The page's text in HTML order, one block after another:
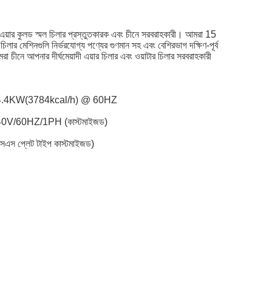
এয়ার কুলড স্মল চিলার প্রস্তুতকারক এবং চীনে সরবরাহকারী। আমরা 15
মেশিনগুলি নির্ভরযোগ্য পণ্যের গুণমান সহ এবং বেশিরভাগ দক্ষিণ-পূর্ব
আপনার দীর্ঘমেয়াদী এয়ার চিলার এবং ওয়াটার চিলার সরবরাহকারী
h) @ 60HZ
60HZ/1PH (কাস্টমাইজড)
প্লেট টাইপ কাস্টমাইজড)